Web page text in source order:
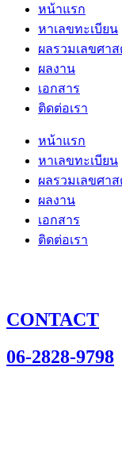
หน้าแรก
หาเลขทะเบียน
ผลรวมเลขศาส
ผลงาน
เอกสาร
ติดต่อเรา
หน้าแรก
หาเลขทะเบียน
ผลรวมเลขศาส
ผลงาน
เอกสาร
ติดต่อเรา
CONTACT
06-2828-9798